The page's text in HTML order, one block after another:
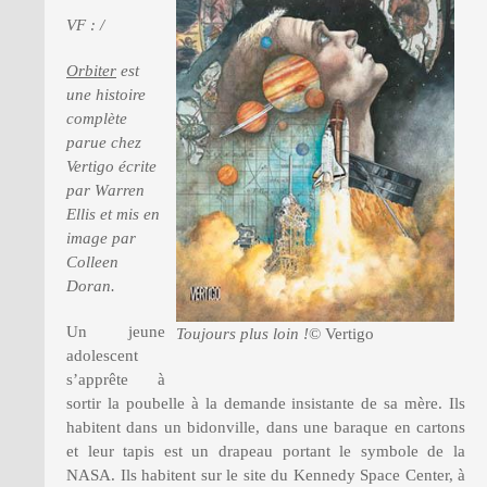
PRESSE
Toujours plus loin !© Vertigo
VF : /
Orbiter est
une histoire
complète
parue chez
Vertigo écrite
par Warren
Ellis et mis en
image par
Colleen
Doran.
Un jeune
adolescent
s’apprête à
sortir la poubelle à la demande insistante de sa mère. Ils
habitent dans un bidonville, dans une baraque en cartons
et leur tapis est un drapeau portant le symbole de la
NASA. Ils habitent sur le site du Kennedy Space Center, à